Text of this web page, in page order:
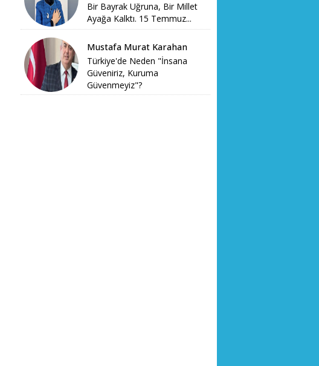
Bir Bayrak Uğruna, Bir Millet
Ayağa Kalktı. 15 Temmuz...
Mustafa Murat Karahan
Türkiye'de Neden "İnsana
Güveniriz, Kuruma
Güvenmeyiz"?